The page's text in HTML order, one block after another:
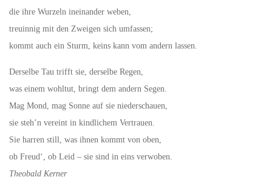
die ihre Wurzeln ineinander weben,
treuinnig mit den Zweigen sich umfassen;
kommt auch ein Sturm, keins kann vom andern lassen.
Derselbe Tau trifft sie, derselbe Regen,
was einem wohltut, bringt dem andern Segen.
Mag Mond, mag Sonne auf sie niederschauen,
sie steh’n vereint in kindlichem Vertrauen.
Sie harren still, was ihnen kommt von oben,
ob Freud‘, ob Leid – sie sind in eins verwoben.
Theobald Kerner